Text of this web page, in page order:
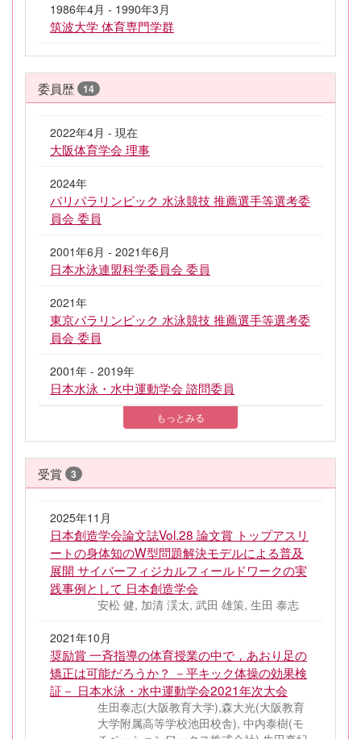
1986年4月 - 1990年3月
筑波大学 体育専門学群
委員歴 14
2022年4月 - 現在
大阪体育学会 理事
2024年
パリパラリンピック 水泳競技 推薦選手等選考委
員会 委員
2001年6月 - 2021年6月
日本水泳連盟科学委員会 委員
2021年
東京パラリンピック 水泳競技 推薦選手等選考委
員会 委員
2001年 - 2019年
日本水泳・水中運動学会 諮問委員
もっとみる
受賞 3
2025年11月
日本創造学会論文誌Vol.28 論文賞 トップアスリ
ートの身体知のW型問題解決モデルによる普及
展開 サイバーフィジカルフィールドワークの実
践事例として 日本創造学会
安松 健, 加清 渓太, 武田 雄策, 生田 泰志
2021年10月
奨励賞 一斉指導の体育授業の中で，あおり足の
矯正は可能だろうか？ －平キック体操の効果検
証－ 日本水泳・水中運動学会2021年次大会
生田泰志(大阪教育大学),森大光(大阪教育
大学附属高等学校池田校舎), 中内泰樹(モ